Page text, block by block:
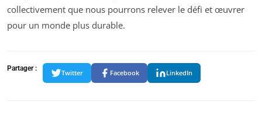
collectivement que nous pourrons relever le défi et œuvrer
pour un monde plus durable.
Partager :
Twitter Facebook LinkedIn